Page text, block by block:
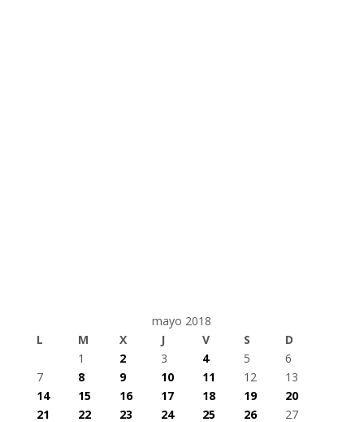
mayo 2018
L
M X J V S
D
1
2 3 4 5
6
7
8 9 10 11 12
13
14
15 16 17 18 19
20
21
22 23 24 25 26 27